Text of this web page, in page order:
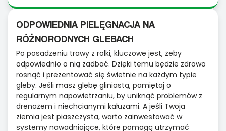
ODPOWIEDNIA PIELĘGNACJA NA
RÓŻNORODNYCH GLEBACH
Po posadzeniu trawy z rolki, kluczowe jest, żeby
odpowiednio o nią zadbać. Dzięki temu będzie zdrowo
rosnąć i prezentować się świetnie na każdym typie
gleby. Jeśli masz glebę gliniastą, pamiętaj o
regularnym napowietrzaniu, by uniknąć problemów z
drenażem i niechcianymi kałużami. A jeśli Twoja
ziemia jest piaszczysta, warto zainwestować w
systemy nawadniające, które pomogą utrzymać